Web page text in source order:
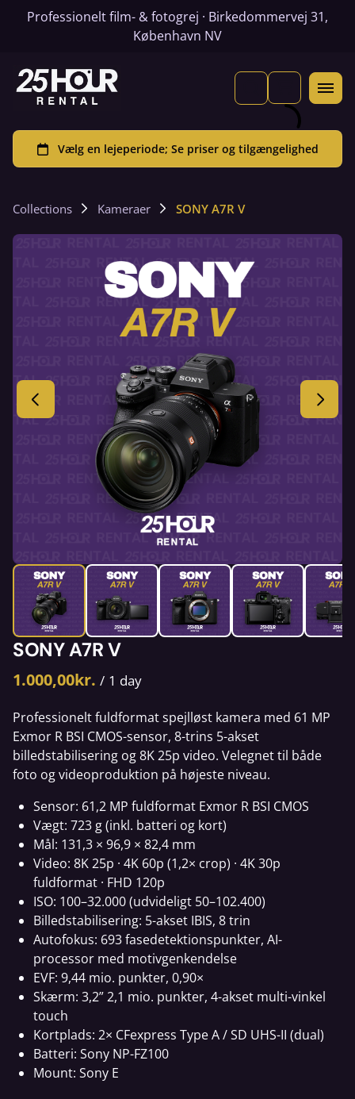
Professionelt film- & fotogrej · Birkedommervej 31,
København NV
Collections Kameraer SONY A7R V
SONY A7R V
/
Professionelt fuldformat spejlløst kamera med 61 MP
Exmor R BSI CMOS-sensor, 8-trins 5-akset
billedstabilisering og 8K 25p video. Velegnet til både
foto og videoproduktion på højeste niveau.
Sensor: 61,2 MP fuldformat Exmor R BSI CMOS
Vægt: 723 g (inkl. batteri og kort)
Mål: 131,3 × 96,9 × 82,4 mm
Video: 8K 25p · 4K 60p (1,2× crop) · 4K 30p
fuldformat · FHD 120p
ISO: 100–32.000 (udvideligt 50–102.400)
Billedstabilisering: 5-akset IBIS, 8 trin
Autofokus: 693 fasedetektionspunkter, AI-
processor med motivgenkendelse
EVF: 9,44 mio. punkter, 0,90×
Skærm: 3,2” 2,1 mio. punkter, 4-akset multi-vinkel
touch
Kortplads: 2× CFexpress Type A / SD UHS-II (dual)
Batteri: Sony NP-FZ100
Mount: Sony E